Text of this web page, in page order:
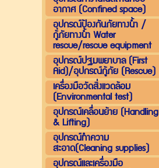
อากาศ (Confined space)
อุปกรณ์ป้องกันภัยทางน้ำ /
กู้ภัยทางน้ำ Water
rescue/rescue equipment
อุปกรณ์ปฐมพยาบาล (First
Aid)/อุปกรณ์กู้ภัย (Rescue)
เครื่องมือวัดสิ่งแวดล้อม
(Environmental test)
อุปกรณ์เคลื่อนย้าย (Handling
& Lifting)
อุปกรณ์ทำความ
สะอาด(Cleaning supplies)
อุปกรณ์และเครื่องมือ